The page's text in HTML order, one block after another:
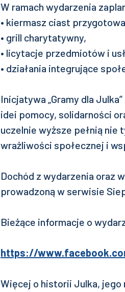
W ramach wydarzenia
• kiermasz ciast
• grill charytatywny,
• licytacje przedmiotów i
• działania integrujące
Inicjatywa „Gramy dla
idei pomocy, solidarności
uczelnie wyższe pełnią nie
wrażliwości społecznej i
Dochód z wydarzenia oraz
prowadzoną w serwisie
Bieżące informacje o
https://
Więcej o historii Julka, jego